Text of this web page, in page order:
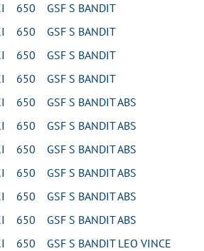
650 GSF S BANDIT
650 GSF S BANDIT
650 GSF S BANDIT
650 GSF S BANDIT
650 GSF S BANDIT ABS
650 GSF S BANDIT ABS
650 GSF S BANDIT ABS
650 GSF S BANDIT ABS
650 GSF S BANDIT ABS
650 GSF S BANDIT ABS
650 GSF S BANDIT LEO VINCE